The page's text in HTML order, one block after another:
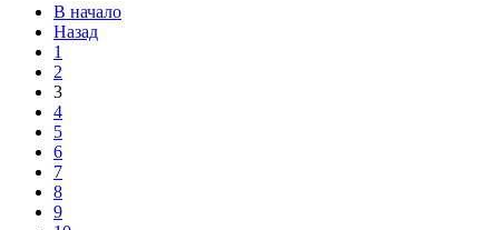
В начало
Назад
1
2
3
4
5
6
7
8
9